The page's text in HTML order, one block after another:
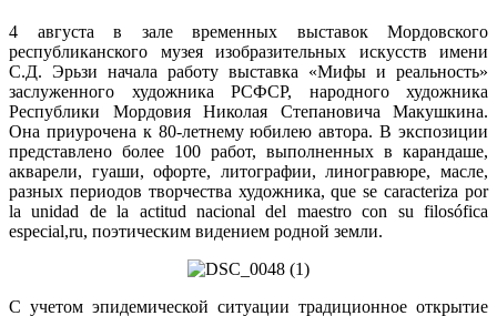
4 августа в зале временных выставок Мордовского
республиканского музея изобразительных искусств имени
С.Д. Эрьзи начала работу выставка «Мифы и реальность»
заслуженного художника РСФСР, народного художника
Республики Мордовия Николая Степановича Макушкина.
Она приурочена к 80-летнему юбилею автора. В экспозиции
представлено более 100 работ, выполненных в карандаше,
акварели, гуаши, офорте, литографии, линогравюре, масле,
разных периодов творчества художника, que se caracteriza por
la unidad de la actitud nacional del maestro con su filosófica
especial,ru, поэтическим видением родной земли.
С учетом эпидемической ситуации традиционное открытие